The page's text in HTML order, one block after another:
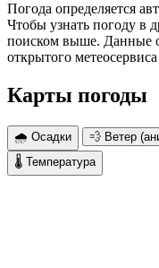
Погода определяется
Чтобы узнать погоду в
поиском выше. Данные
открытого
Карты погоды
🌧 Осадки 💨 Ветер
🌡 Температура